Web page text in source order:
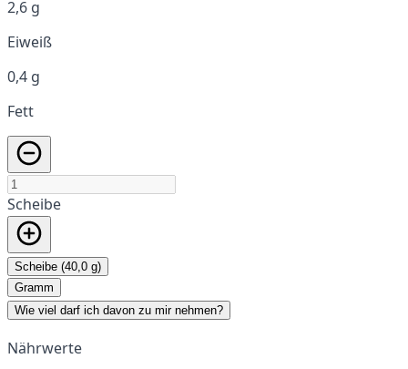
2,6 g
Eiweiß
0,4 g
Fett
Scheibe
Scheibe (40,0 g)
Gramm
Wie viel darf ich davon zu mir nehmen?
Nährwerte